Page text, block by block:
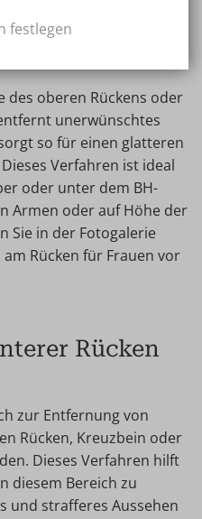
oberen
des oberen Rückens oder
unerwünschtes
so für einen glatteren
Verfahren ist ideal
oder unter dem BH-
Armen oder auf Höhe der
Sie in der Fotogalerie
Rücken für Frauen vor
Rücken
zur Entfernung von
Rücken, Kreuzbein oder
Dieses Verfahren hilft
diesem Bereich zu
und strafferes Aussehen
festlegen